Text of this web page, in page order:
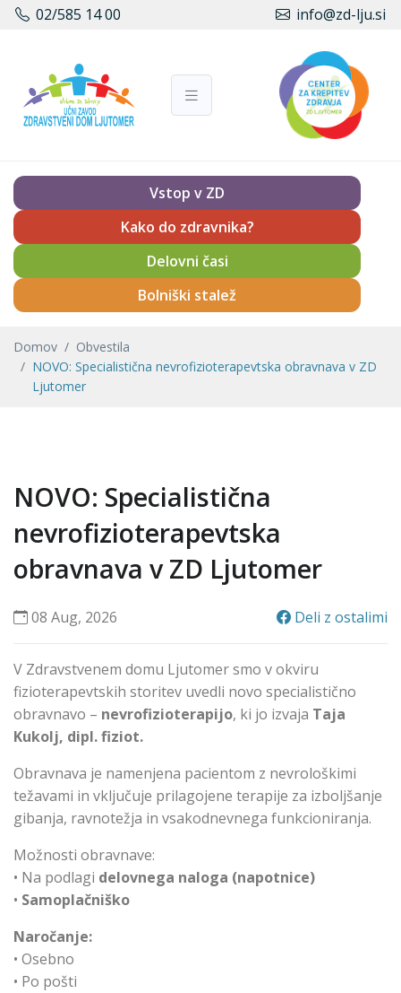
02/585 14 00 info@zd-lju.si
Vstop v ZD
Kako do zdravnika?
Delovni časi
Bolniški stalež
Domov
Obvestila
NOVO: Specialistična nevrofizioterapevtska obravnava v ZD
Ljutomer
NOVO: Specialistična
nevrofizioterapevtska
obravnava v ZD Ljutomer
08 Aug, 2026 Deli z ostalimi
V Zdravstvenem domu Ljutomer smo v okviru
fizioterapevtskih storitev uvedli novo specialistično
obravnavo – nevrofizioterapijo, ki jo izvaja Taja
Kukolj, dipl. fiziot.
Obravnava je namenjena pacientom z nevrološkimi
težavami in vključuje prilagojene terapije za izboljšanje
gibanja, ravnotežja in vsakodnevnega funkcioniranja.
Možnosti obravnave:
• Na podlagi delovnega naloga (napotnice)
• Samoplačniško
Naročanje:
• Osebno
• Po pošti